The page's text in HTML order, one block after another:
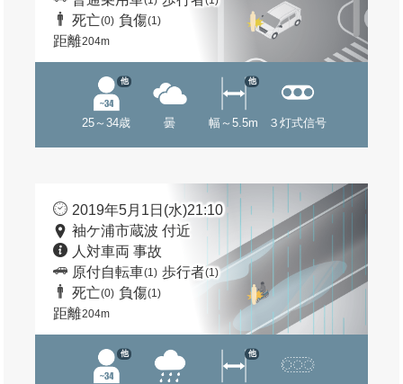
死亡(0) 負傷(1)
距離204m
25～34歳
他
曇 幅～5.5m
他
３灯式信号
2019年5月1日(水)21:10
袖ケ浦市蔵波 付近
人対車両 事故
原付自転車(1) 歩行者(1)
死亡(0) 負傷(1)
距離204m
他 他